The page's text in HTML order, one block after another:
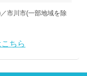
市川市(一部地域を除
ちら